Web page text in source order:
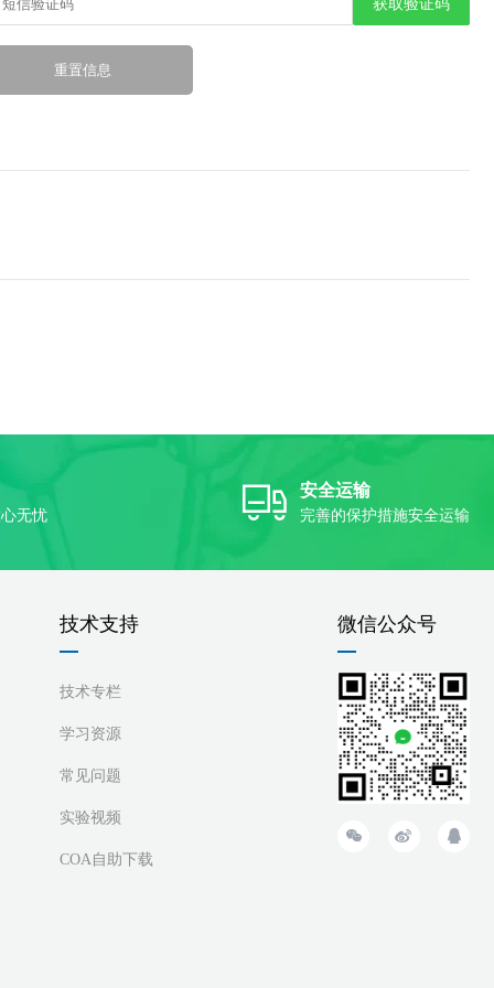
无忧
安全运输
完善的保护措施安全运输
微信公众号
技术支持
技术专栏
学习资源
常见问题
实验视频
COA自助下载